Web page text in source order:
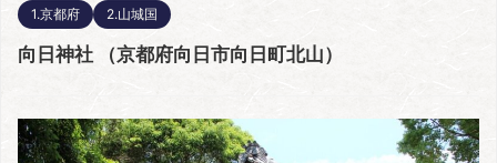
1.京都府 2.山城国
向日神社 （京都府向日市向日町北山）